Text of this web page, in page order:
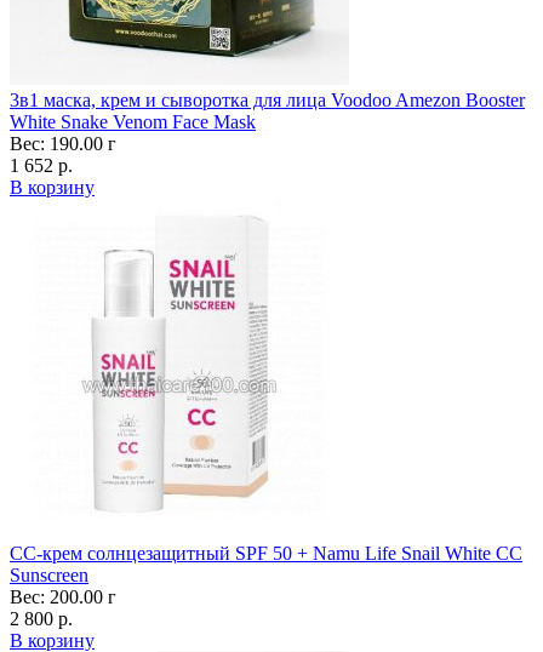
3в1 маска, крем и сыворотка для лица Voodoo Amezon Booster
White Snake Venom Face Mask
Вес: 190.00 г
1 652 р.
В корзину
CC-крем солнцезащитный SPF 50 + Namu Life Snail White CC
Sunscreen
Вес: 200.00 г
2 800 р.
В корзину